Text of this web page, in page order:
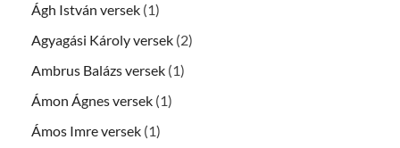
Ágh István versek (1)
Agyagási Károly versek (2)
Ambrus Balázs versek (1)
Ámon Ágnes versek (1)
Ámos Imre versek (1)